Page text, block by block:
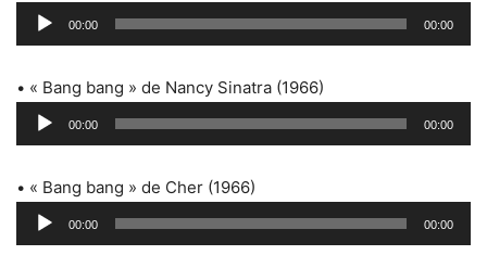
Lecteur
audio
00:00 00:00
• « Bang bang » de Nancy Sinatra (1966)
Lecteur
audio
00:00 00:00
• « Bang bang » de Cher (1966)
Lecteur
audio
00:00 00:00